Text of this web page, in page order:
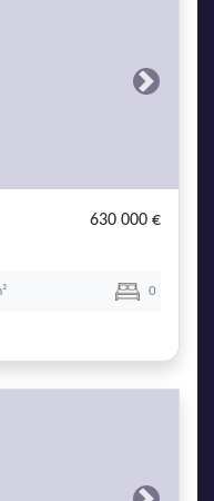
Next
630 000 €
0